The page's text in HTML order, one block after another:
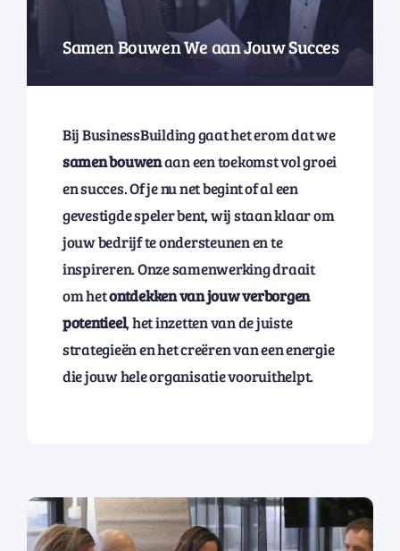
Samen Bouwen We aan Jouw Succes
Bij BusinessBuilding gaat het erom dat we
samen bouwenaan een toekomst vol groei
en succes. Of je nu net begint of al een
gevestigde speler bent, wij staan klaar om
jouw bedrijf te ondersteunen en te
inspireren. Onze samenwerking draait
om hetontdekken van jouw verborgen
potentieel, het inzetten van de juiste
strategieën en het creëren van een energie
die jouw hele organisatie vooruithelpt.